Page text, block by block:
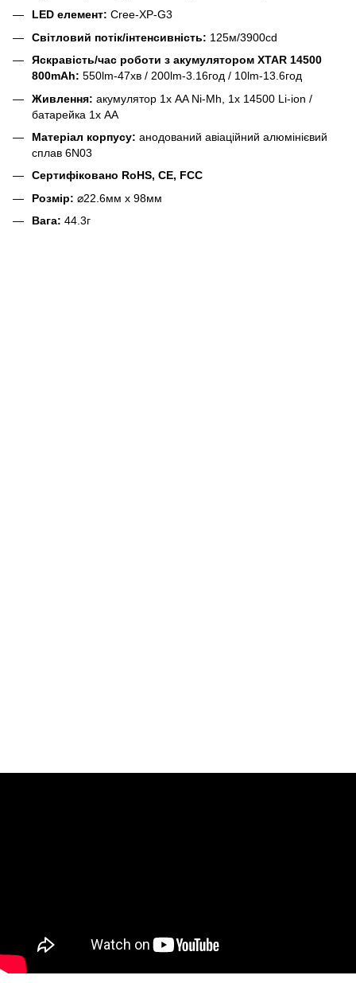
LED елемент: Cree-XP-G3
Світловий потік/інтенсивність: 125м/3900cd
Яскравість/час роботи з акумулятором XTAR 14500
800mAh: 550lm-47хв / 200lm-3.16год / 10lm-13.6год
Живлення: акумулятор 1х AA Ni-Mh, 1x 14500 Li-ion /
батарейка 1х AA
Матеріал корпусу: анодований авіаційний алюмінієвий
сплав 6N03
Сертифіковано RoHS, CE, FCC
Розмір: ⌀22.6мм х 98мм
Вага: 44.3г